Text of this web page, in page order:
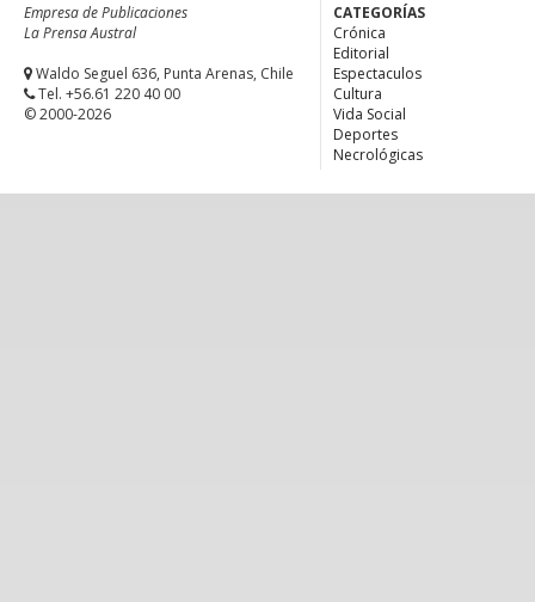
Empresa de Publicaciones
La Prensa Austral
Waldo Seguel 636, Punta Arenas, Chile
Tel. +56.61 220 40 00
© 2000-2026
CATEGORÍAS
Crónica
Editorial
Espectaculos
Cultura
Vida Social
Deportes
Necrológicas